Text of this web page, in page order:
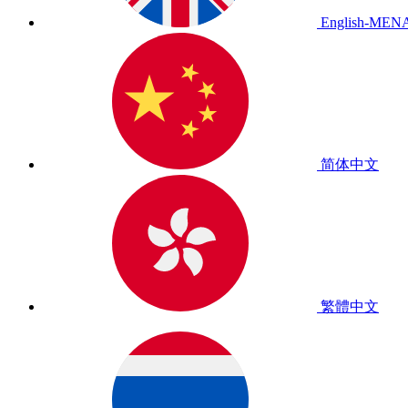
English-
简体中文
繁體中文